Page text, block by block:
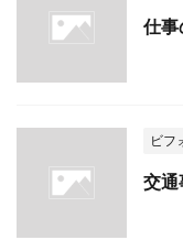
仕事
ビフ
交通